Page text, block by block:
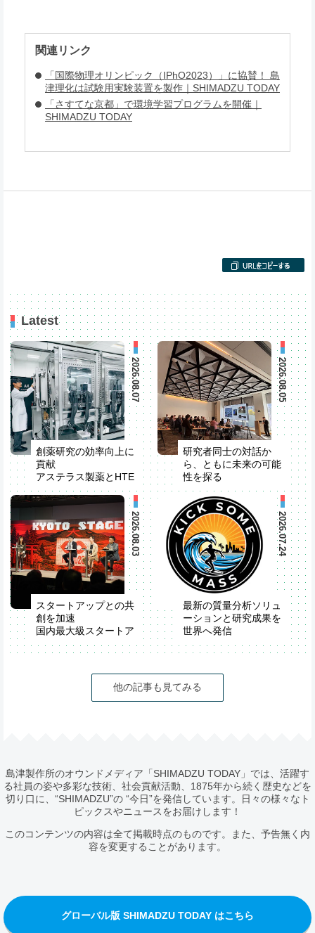
関連リンク
「国際物理オリンピック（IPhO2023）」に協賛！ 島
津理化は試験用実験装置を製作｜SHIMADZU TODAY
「さすてな京都」で環境学習プログラムを開催｜
SHIMADZU TODAY
Latest
創薬研究の効率向上に
貢献
アステラス製薬とHTE
自動化装置を共同開発
2026.08.07
研究者同士の対話か
ら、ともに未来の可能
性を探る
米国でStrategic R&D
Partner Seminarを開
催
2026.08.05
スタートアップとの共
創を加速
国内最大級スタートア
ップイベント
「IVS2026」が開催
2026.08.03
最新の質量分析ソリュ
ーションと研究成果を
世界へ発信
第74回米国質量分析
学会（ASMS2026）
2026.07.24
他の記事も見てみる
島津製作所のオウンドメディア「SHIMADZU TODAY」では、活躍す
る社員の姿や多彩な技術、社会貢献活動、1875年から続く歴史などを
切り口に、“SHIMADZU”の “今日”を発信しています。日々の様々なト
ピックスやニュースをお届けします！
このコンテンツの内容は全て掲載時点のものです。また、予告無く内
容を変更することがあります。
グローバル版 SHIMADZU TODAY はこちら